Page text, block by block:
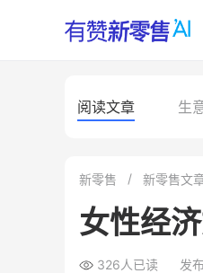
阅读文章 生
新零售 新零售文
女性经
326人已读 发